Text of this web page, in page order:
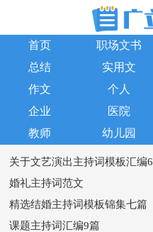
首页 职场文书
总结
实用文
作文
个人
企业
医院
教师
幼儿园
关于文艺演出主持词模板汇编6
篇
婚礼主持词范文
精选结婚主持词模板锦集七篇
课题主持词汇编9篇